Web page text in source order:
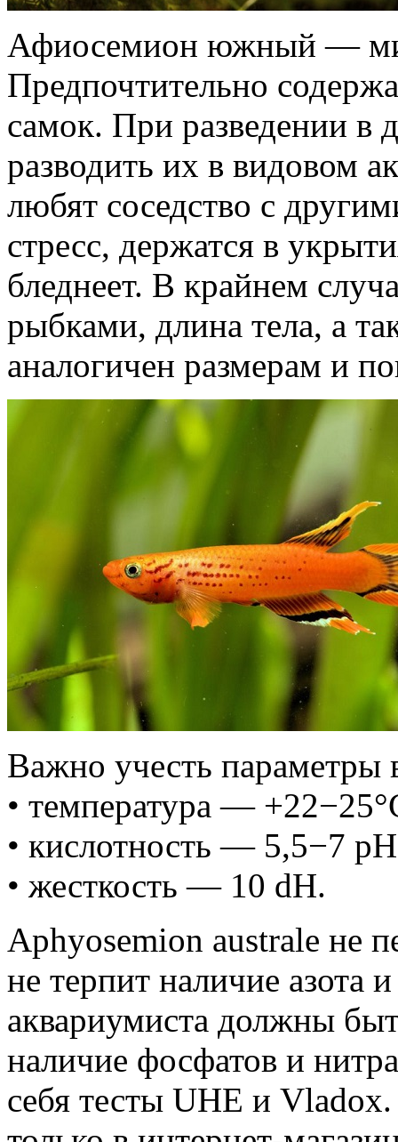
Афиосемион южный —
Предпочтительно
самок. При разведении в
разводить их в видовом
любят соседство с
стресс, держатся в
бледнеет. В крайнем
рыбками, длина тела, а
аналогичен размерам и
Важно учесть параметры
• температура —
• кислотность — 5,5−7
• жесткость — 10 dH.
Aphyosemion australe не
не терпит наличие азота
аквариумиста должны
наличие фосфатов и
себя тесты UHE и